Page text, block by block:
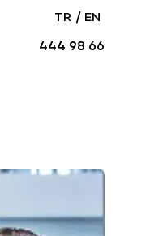
TR / EN
444 98 66